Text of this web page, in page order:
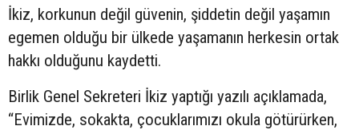
İkiz, korkunun değil güvenin, şiddetin değil yaşamın
egemen olduğu bir ülkede yaşamanın herkesin ortak
hakkı olduğunu kaydetti.
Birlik Genel Sekreteri İkiz yaptığı yazılı açıklamada,
“Evimizde, sokakta, çocuklarımızı okula götürürken,